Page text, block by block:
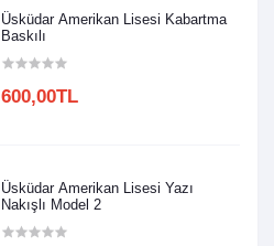
Üsküdar Amerikan Lisesi Kabartma
Baskılı
600,00TL
Üsküdar Amerikan Lisesi Yazı
Nakışlı Model 2